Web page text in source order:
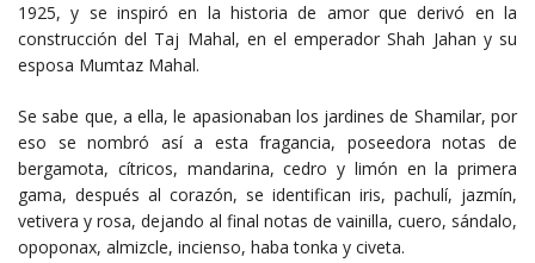
1925, y se inspiró en la historia de amor que derivó en la
construcción del Taj Mahal, en el emperador Shah Jahan y su
esposa Mumtaz Mahal.
Se sabe que, a ella, le apasionaban los jardines de Shamilar, por
eso se nombró así a esta fragancia, poseedora notas de
bergamota, cítricos, mandarina, cedro y limón en la primera
gama, después al corazón, se identifican iris, pachulí, jazmín,
vetivera y rosa, dejando al final notas de vainilla, cuero, sándalo,
opoponax, almizcle, incienso, haba tonka y civeta.